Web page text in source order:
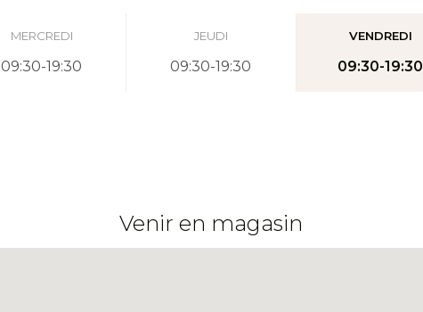
MERCREDI
09:30-19:30
JEUDI
09:30-19:30
VENDREDI
09:30-19:30
Venir en magasin